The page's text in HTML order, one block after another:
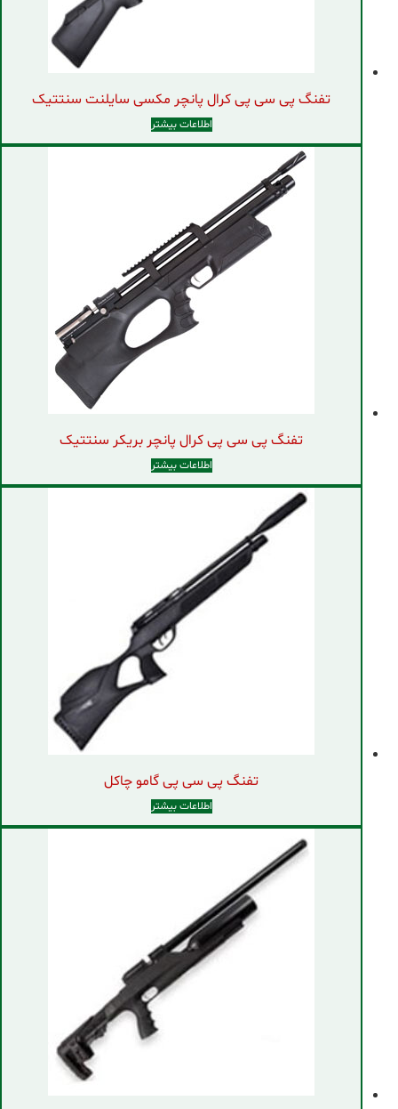
تفنگ پی سی پی کرال پانچر مکسی سایلنت سنتتیک
اطلاعات بیشتر
تفنگ پی سی پی کرال پانچر بریکر سنتتیک
اطلاعات بیشتر
تفنگ پی سی پی گامو چاکل
اطلاعات بیشتر